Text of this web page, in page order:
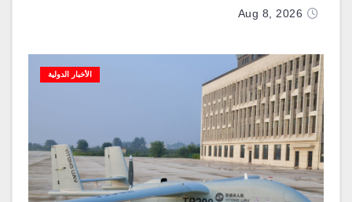
Aug 8, 2026
الأخبار الدولية